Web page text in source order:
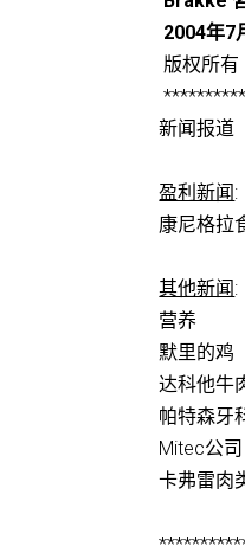
2004年7
版权所有
新闻报道
盈利新闻:
康尼格拉
其他新闻:
营养
默里的鸡
达科他牛
帕特森牙
Mitec公司
卡弗雷肉